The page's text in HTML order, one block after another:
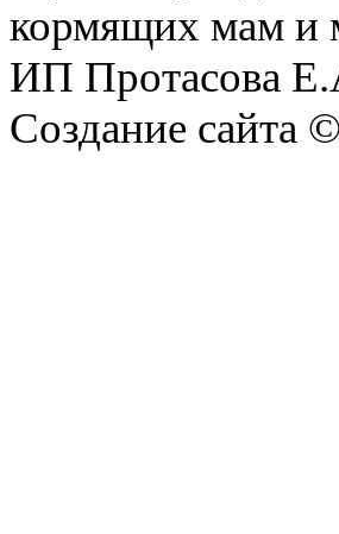
кормящих мам и
ИП Протасова
Создание сайта ©